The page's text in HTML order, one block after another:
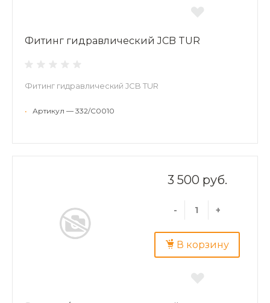
Фитинг гидравлический JCB TUR
Фитинг гидравлический JCB TUR
• Артикул — 332/C0010
3 500 руб.
- +
В корзину